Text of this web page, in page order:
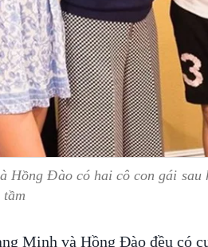
Hồng Đào có hai cô con gái sau
Minh và Hồng Đào đều có